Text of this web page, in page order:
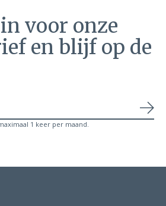
voor onze
en blijf op de
1 keer per maand.